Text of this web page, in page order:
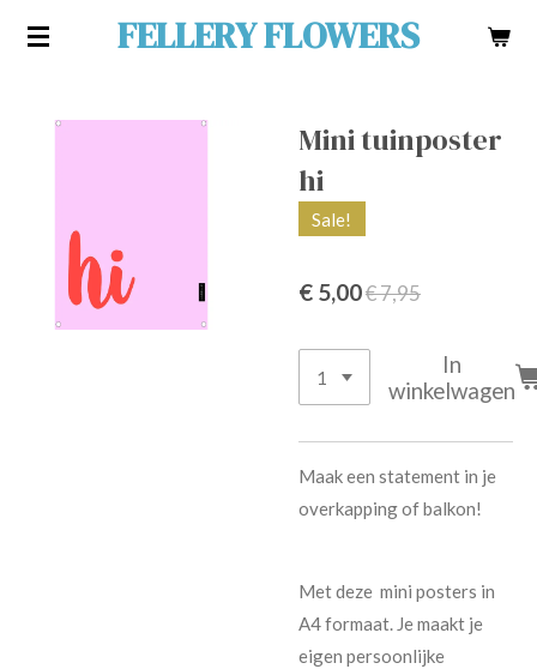
Ga
FELLERY FLOWERS
Mini tuinposter
hi
Sale!
€ 5,00€ 7,95
In
winkelwagen
Maak een statement in je
overkapping of balkon!
Met deze mini posters in
A4 formaat. Je maakt je
eigen persoonlijke